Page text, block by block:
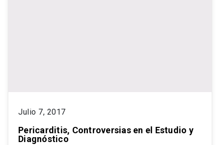
Julio 7, 2017
Pericarditis, Controversias en el Estudio y
Diagnóstico